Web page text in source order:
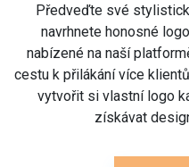
Předveďte své
navrhnete honosné
nabízené na naší
cestu k přilákání více
vytvořit si vlastní logo
získávat